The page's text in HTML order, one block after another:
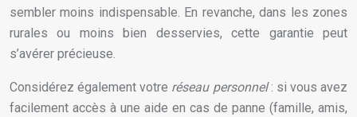
sembler moins indispensable. En revanche, dans les zones
rurales ou moins bien desservies, cette garantie peut
s’avérer précieuse.
Considérez également votre réseau personnel: si vous avez
facilement accès à une aide en cas de panne (famille, amis,